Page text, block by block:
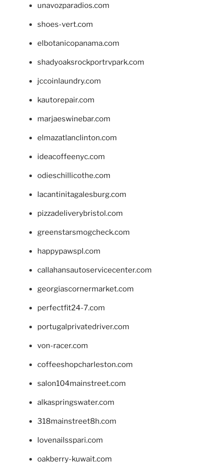
unavozparadios.com
shoes-vert.com
elbotanicopanama.com
shadyoaksrockportrvpark.com
jccoinlaundry.com
kautorepair.com
marjaeswinebar.com
elmazatlanclinton.com
ideacoffeenyc.com
odieschillicothe.com
lacantinitagalesburg.com
pizzadeliverybristol.com
greenstarsmogcheck.com
happypawspl.com
callahansautoservicecenter.com
georgiascornermarket.com
perfectfit24-7.com
portugalprivatedriver.com
von-racer.com
coffeeshopcharleston.com
salon104mainstreet.com
alkaspringswater.com
318mainstreet8h.com
lovenailsspari.com
oakberry-kuwait.com